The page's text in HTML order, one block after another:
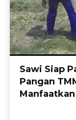
Sawi Siap
Pangan